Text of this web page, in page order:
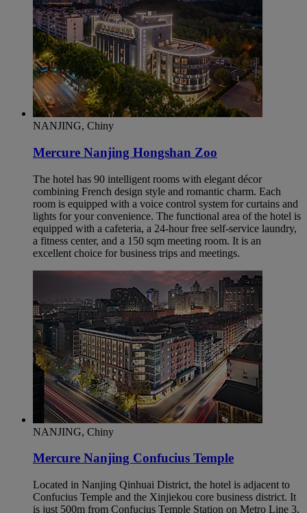
NANJING, Chiny
Mercure Nanjing Hongshan Zoo
The hotel has 90 intelligent rooms with elegant décor
combining French design style and romantic charm. Each
room is equipped with a voice control system for curtains and
lights for your convenience. The functional area of the hotel is
equipped with a cafeteria, a 24-hour free self-service laundry,
a fitness center, and a 150 sqm meeting room. It is an
excellent choice for business trips and meetings.
NANJING, Chiny
Mercure Nanjing Confucius Temple
Located in Nanjing Qinhuai District, the hotel is adjacent to
Confucius Temple and the Xinjiekou core business district. It
is just 500m from Confucius Temple Station on Metro Line 3,